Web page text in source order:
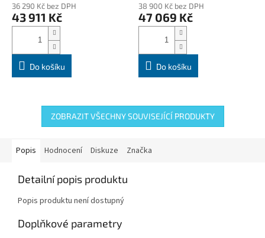
tichý nátok Revizní poklop
ZDARMA
36 290 Kč bez DPH
43 911 Kč
Do košíku
38 900 Kč bez DPH
47 069 Kč
Do košíku
ZOBRAZIT VŠECHNY SOUVISEJÍCÍ PRODUKTY
Popis Hodnocení Diskuze Značka
Detailní popis produktu
Popis produktu není dostupný
Doplňkové parametry